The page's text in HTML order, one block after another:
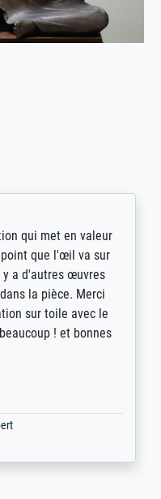
an Bildern und
die einzelnen
verständliche
Bilddarstellungen,
meine guten